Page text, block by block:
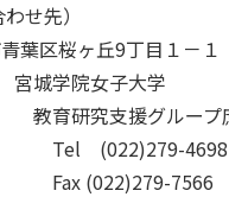
せ先）
区桜ヶ丘9丁目１－１
子大学
グループ庶
4698 （直
7566